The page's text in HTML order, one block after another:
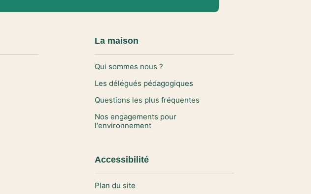
La maison
Qui sommes nous ?
Les délégués pédagogiques
Questions les plus fréquentes
Nos engagements pour
l'environnement
Accessibilité
Plan du site